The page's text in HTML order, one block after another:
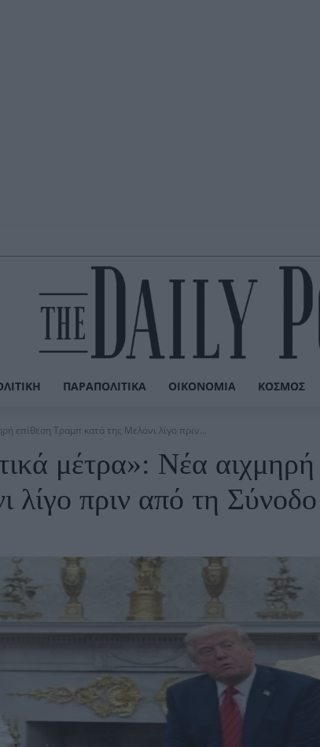
ΠΑΡΑΠΟΛΙΤΙΚΆ ΟΙΚΟΝΟΜΊΑ ΚΌΣΜΟΣ
επίθεση Τραμπ κατά της Μελόνι λίγο πριν...
μέτρα»: Νέα αιχμηρή
λίγο πριν από τη